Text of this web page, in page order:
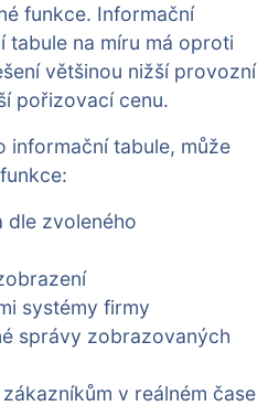
funkce. Informační
tabule na míru má oproti
většinou nižší provozní
pořizovací cenu.
informační tabule, může
dle zvoleného
systémy firmy
správy zobrazovaných
v reálném čase